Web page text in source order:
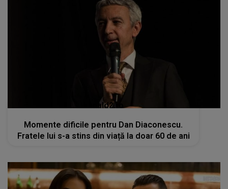
kanald2.ro
Momente dificile pentru Dan Diaconescu.
Fratele lui s-a stins din viață la doar 60 de ani